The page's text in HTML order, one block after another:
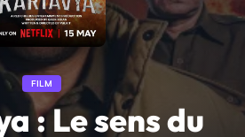
FILM
: Le sens du